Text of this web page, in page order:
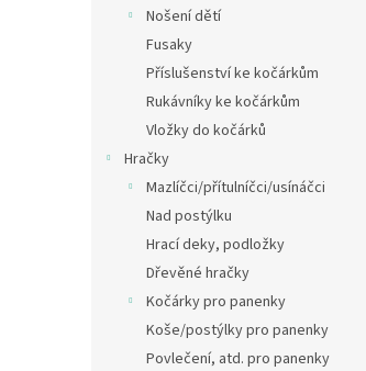
Nošení dětí
Fusaky
Příslušenství ke kočárkům
Rukávníky ke kočárkům
Vložky do kočárků
Hračky
Mazlíčci/přítulníčci/usínáčci
Nad postýlku
Hrací deky, podložky
Dřevěné hračky
Kočárky pro panenky
Koše/postýlky pro panenky
Povlečení, atd. pro panenky